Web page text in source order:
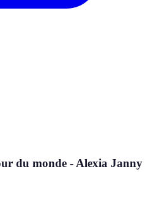
du monde - Alexia Janny